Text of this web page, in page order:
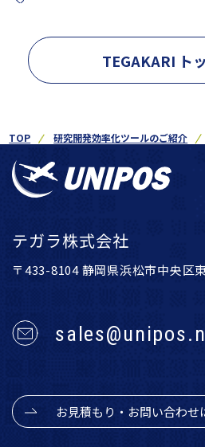
TEGAKARI ト
TOP 研究開発効率化ツールのご紹介
テガラ株式会社
〒433-8104 静岡県浜松市中央区
お見積もり・お問い合わせ